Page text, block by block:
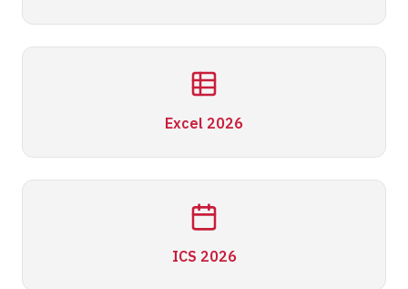
Excel 2026
ICS 2026